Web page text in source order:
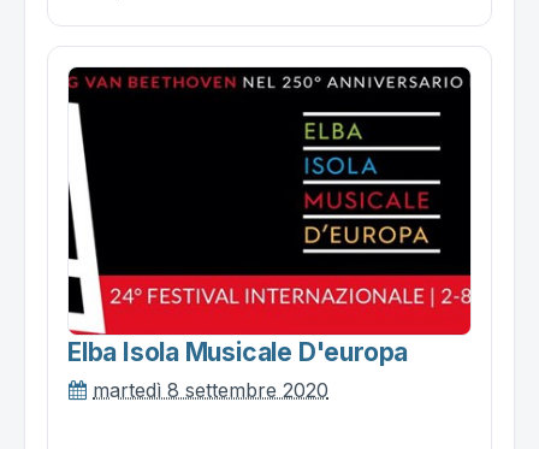
Elba Isola Musicale D'europa
martedì 8 settembre 2020